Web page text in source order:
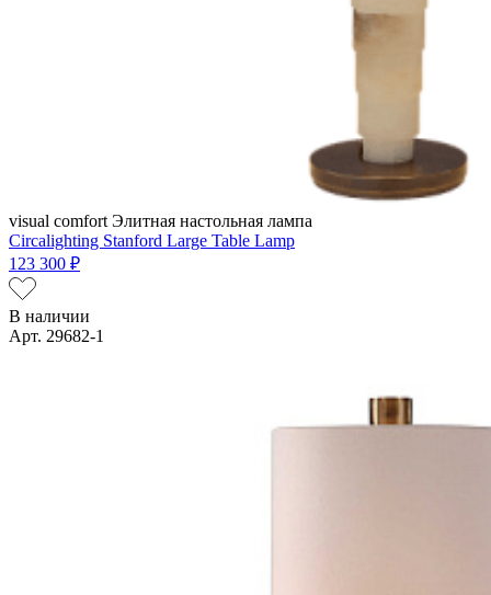
visual comfort Элитная настольная лампа
Circalighting Stanford Large Table Lamp
123 300 ₽
В наличии
Арт. 29682-1